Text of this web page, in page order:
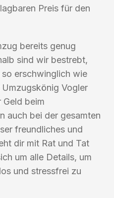
Preis für den
bereits genug
sind wir bestrebt,
erschwinglich wie
Vogler
Geld beim
auch bei der gesamten
freundliches und
dir mit Rat und Tat
um alle Details, um
und stressfrei zu